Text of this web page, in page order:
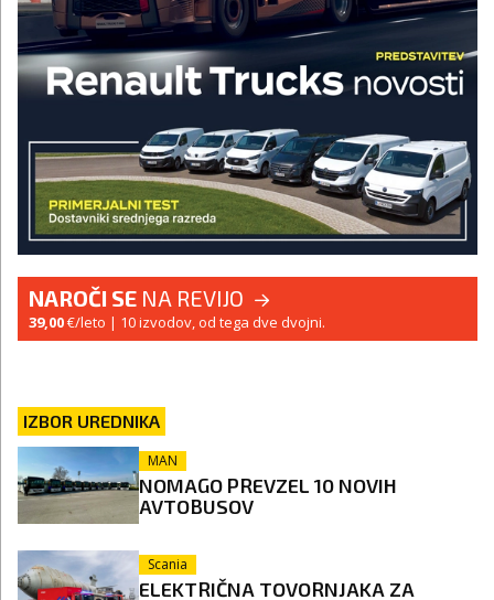
NAROČI SE NA REVIJO
39,00€/leto | 10 izvodov, od tega dve dvojni.
IZBOR UREDNIKA
MAN
NOMAGO PREVZEL 10 NOVIH
AVTOBUSOV
Scania
ELEKTRIČNA TOVORNJAKA ZA